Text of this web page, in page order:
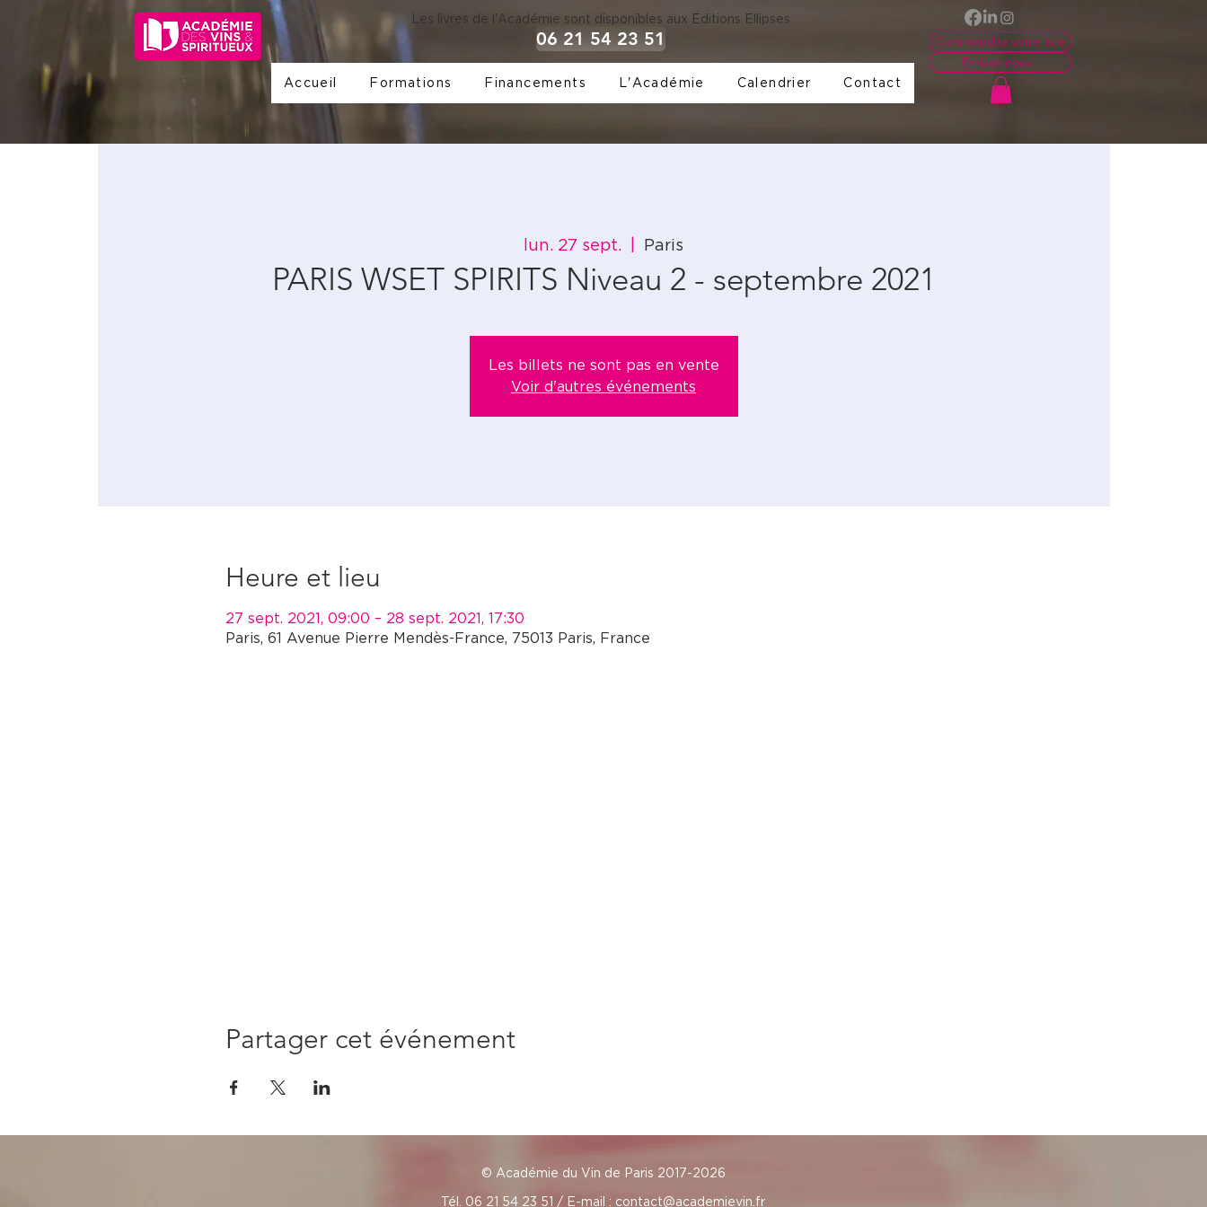
Les livres de l'Académie sont disponibles aux Éditions Ellipses
06 21 54 23 51
Accueil Formations Financements L'Académie Calendrier Contact
Commandez votre livre
Ecrivez-nous !
lun. 27 sept. Paris
PARIS WSET SPIRITS Niveau 2 - septembre 2021
Les billets ne sont pas en vente
Voir d'autres événements
Heure et lieu
27 sept. 2021, 09:00 – 28 sept. 2021, 17:30
Paris, 61 Avenue Pierre Mendès-France, 75013 Paris, France
Partager cet événement
© Académie du Vin de Paris 2017-2026
Tél. 06 21 54 23 51 / E-mail : contact@academievin.fr